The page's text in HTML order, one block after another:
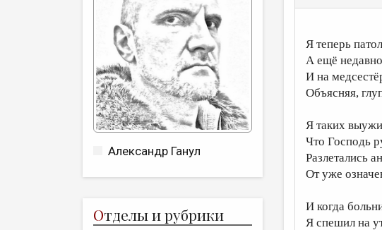
Александр Ганул
Отделы и рубрики
Я теперь
А ещё
И на
Объясняя,
Я таких
Что Господь
Разлетались
От уже
И когда
Я спешил на